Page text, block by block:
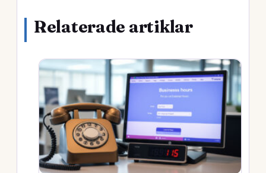
Relaterade artiklar